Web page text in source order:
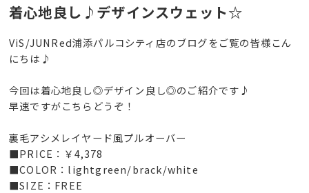
着心地良し♪デザインスウェット☆
ViS/JUNRed浦添パルコシティ店のブログをご覧の皆様こん
にちは♪
今回は着心地良し◎デザイン良し◎のご紹介です♪
早速ですがこちらどうぞ！
裏毛アシメレイヤード風プルオーバー
■PRICE：￥4,378
■COLOR：lightgreen/brack/white
■SIZE：FREE